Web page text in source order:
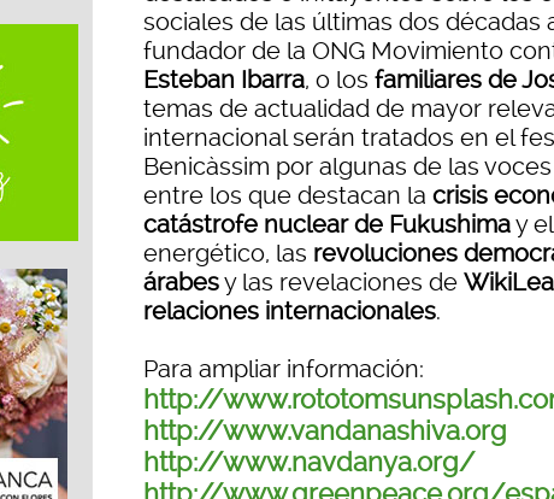
sociales de las últimas dos décadas
fundador de la ONG Movimiento
Esteban Ibarra, o los familiares de
temas de actualidad de mayor
internacional serán tratados en el
Benicàssim por algunas de las
entre los que destacan la crisis
catástrofe nuclear de Fukushimay
energético, las revoluciones
árabesy las revelaciones de
relaciones internacionales.
Para ampliar información:
http://
http://www.vandanashiva.org
http://www.navdanya.org/